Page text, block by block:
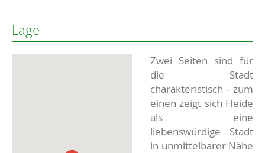
Lage
Zwei Seiten sind für
die Stadt
charakteristisch – zum
einen zeigt sich Heide
als eine
liebenswürdige Stadt
in unmittelbarer Nähe